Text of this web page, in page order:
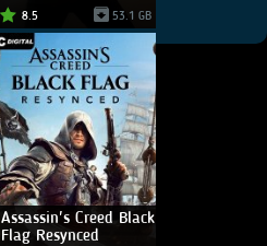
8.5 53.1 GB
Assassin's Creed Black
Flag Resynced